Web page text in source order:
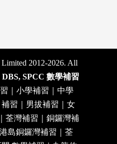
2012-2026. All
DBS, SPCC 數學補習
｜小學補習｜中學
習｜男拔補習｜女
荃灣補習｜銅鑼灣補
島銅鑼灣補習｜荃